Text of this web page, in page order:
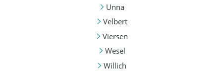
Unna
Velbert
Viersen
Wesel
Willich